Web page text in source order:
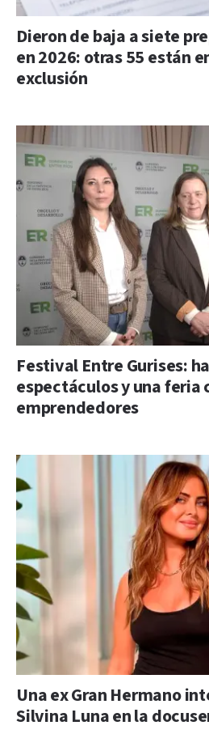
Dieron de baja a siete
en 2026: otras 55 están
exclusión
Festival Entre Gurises:
espectáculos y una feria
emprendedores
Una ex Gran Hermano
Silvina Luna en la